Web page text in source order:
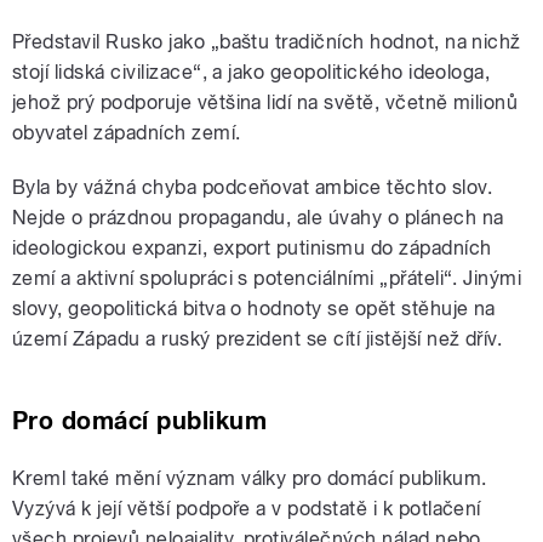
Představil Rusko jako „baštu tradičních hodnot, na nichž
stojí lidská civilizace“, a jako geopolitického ideologa,
jehož prý podporuje většina lidí na světě, včetně milionů
obyvatel západních zemí.
Byla by vážná chyba podceňovat ambice těchto slov.
Nejde o prázdnou propagandu, ale úvahy o plánech na
ideologickou expanzi, export putinismu do západních
zemí a aktivní spolupráci s potenciálními „přáteli“. Jinými
slovy, geopolitická bitva o hodnoty se opět stěhuje na
území Západu a ruský prezident se cítí jistější než dřív.
Pro domácí publikum
Kreml také mění význam války pro domácí publikum.
Vyzývá k její větší podpoře a v podstatě i k potlačení